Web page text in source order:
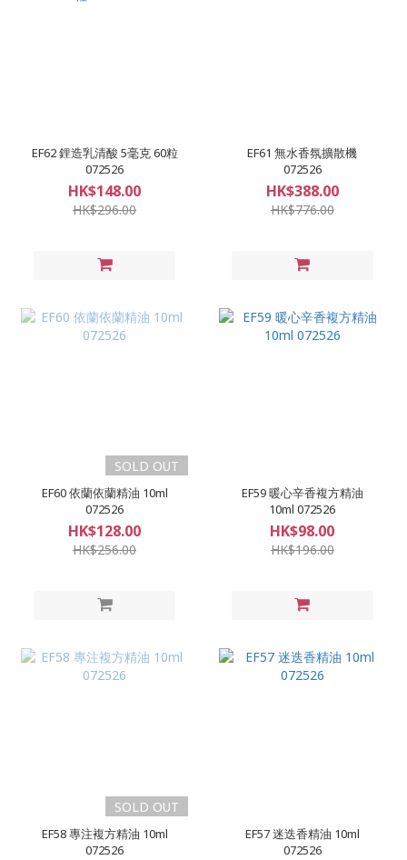
EF62 鋰造乳清酸 5毫克 60粒
072526
HK$148.00
HK$296.00
EF61 無水香氛擴散機
072526
HK$388.00
HK$776.00
SOLD OUT
EF60 依蘭依蘭精油 10ml
072526
HK$128.00
HK$256.00
EF59 暖心辛香複方精油
10ml 072526
HK$98.00
HK$196.00
SOLD OUT
EF58 專注複方精油 10ml
072526
EF57 迷迭香精油 10ml
072526